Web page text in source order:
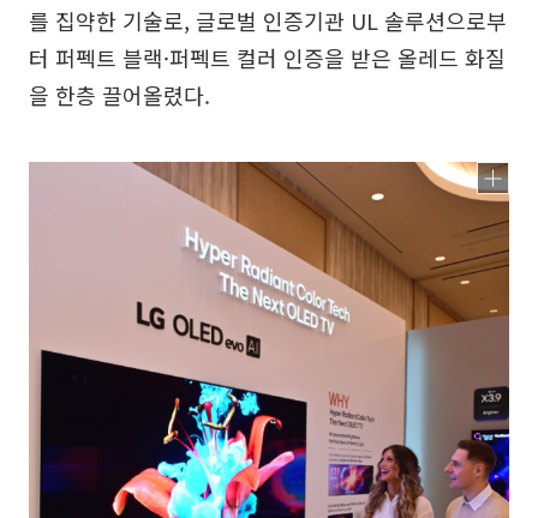
를 집약한 기술로, 글로벌 인증기관 UL 솔루션으로부
터 퍼펙트 블랙·퍼펙트 컬러 인증을 받은 올레드 화질
을 한층 끌어올렸다.